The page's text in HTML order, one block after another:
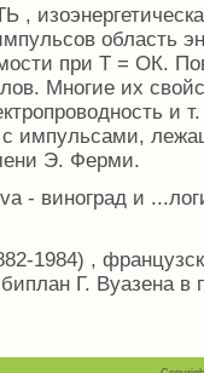
область
при Т = ОК.
Многие их
и
импульсами,
Э. Ферми.
- виноград и
1984) ,
Г. Вуазена